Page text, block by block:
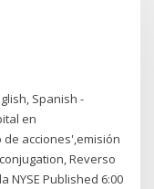
Spanish -
en
acciones',emisión
Reverso
NYSE Published 6:00